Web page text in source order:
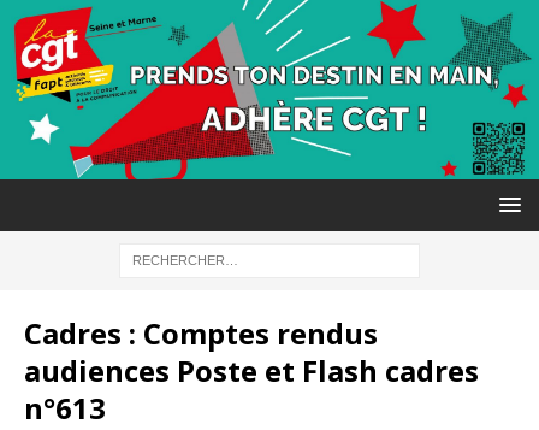
Cadres : Comptes rendus
audiences Poste et Flash cadres
n°613